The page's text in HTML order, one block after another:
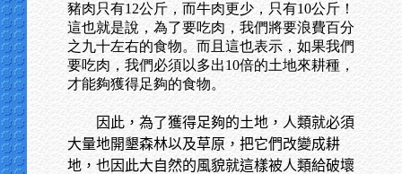
豬肉只有12公斤，而牛肉更少，只有10公斤！
這也就是說，為了要吃肉，我們將要浪費百分
之九十左右的食物。而且這也表示，如果我們
要吃肉，我們必須以多出10倍的土地來耕種，
才能夠獲得足夠的食物。
因此，為了獲得足夠的土地，人類就必須
大量地開墾森林以及草原，把它們改變成耕
地，也因此大自然的風貌就這樣被人類給破壞